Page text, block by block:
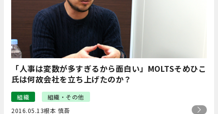
「人事は変数が多すぎるから面白い」MOLTSそめひこ
氏は何故会社を立ち上げたのか？
組織
組織・その他
2016.05.13根本 慎吾